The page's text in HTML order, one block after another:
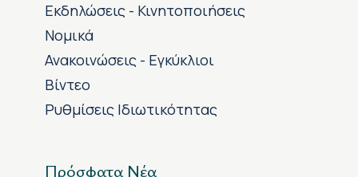
Εκδηλώσεις - Κινητοποιήσεις
Νομικά
Ανακοινώσεις - Εγκύκλιοι
Βίντεο
Ρυθμίσεις Ιδιωτικότητας
Πρόσφατα Νέα